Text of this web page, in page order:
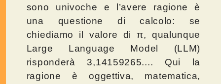
sono univoche e l’avere ragione è
una questione di calcolo: se
chiediamo il valore di π, qualunque
Large Language Model (LLM)
risponderà 3,14159265.... Qui la
ragione è oggettiva, matematica,